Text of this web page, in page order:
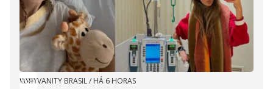
VANITY BRASIL/ HÁ 6 HORAS